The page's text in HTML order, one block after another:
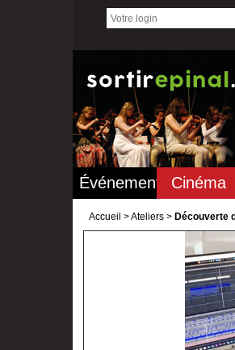
Événements Cinéma
Accueil >Ateliers > Découverte